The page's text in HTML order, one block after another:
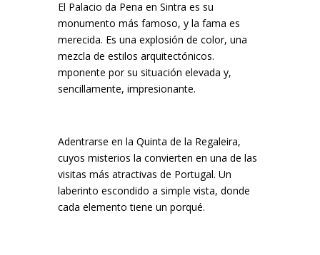
El Palacio da Pena en Sintra es su
monumento más famoso, y la fama es
merecida. Es una explosión de color, una
mezcla de estilos arquitectónicos.
mponente por su situación elevada y,
sencillamente, impresionante.
Adentrarse en la Quinta de la Regaleira,
cuyos misterios la convierten en una de las
visitas más atractivas de Portugal. Un
laberinto escondido a simple vista, donde
cada elemento tiene un porqué.